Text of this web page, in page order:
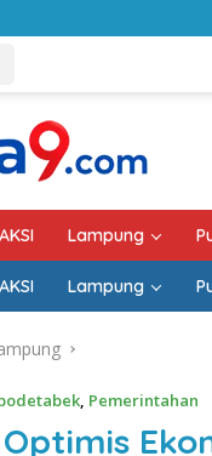
Pemkab
Lampung
Lampung
, Pemerintahan